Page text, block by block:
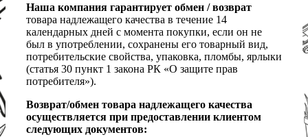
Наша компания гарантирует обмен / возврат
товара надлежащего качества в течение 14
календарных дней с момента покупки, если он не
был в употреблении, сохранены его товарный вид,
потребительские свойства, упаковка, пломбы, ярлыки
(статья 30 пункт 1 закона РК «О защите прав
потребителя»).
Возврат/обмен товара надлежащего качества
осуществляется при предоставлении клиентом
следующих документов: